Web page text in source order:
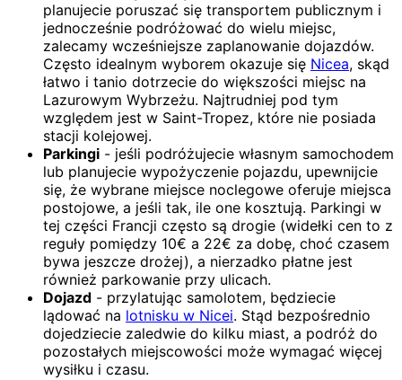
planujecie poruszać się transportem publicznym i
jednocześnie podróżować do wielu miejsc,
zalecamy wcześniejsze zaplanowanie dojazdów.
Często idealnym wyborem okazuje się Nicea, skąd
łatwo i tanio dotrzecie do większości miejsc na
Lazurowym Wybrzeżu. Najtrudniej pod tym
względem jest w Saint-Tropez, które nie posiada
stacji kolejowej.
Parkingi - jeśli podróżujecie własnym samochodem
lub planujecie wypożyczenie pojazdu, upewnijcie
się, że wybrane miejsce noclegowe oferuje miejsca
postojowe, a jeśli tak, ile one kosztują. Parkingi w
tej części Francji często są drogie (widełki cen to z
reguły pomiędzy 10€ a 22€ za dobę, choć czasem
bywa jeszcze drożej), a nierzadko płatne jest
również parkowanie przy ulicach.
Dojazd - przylatując samolotem, będziecie
lądować na lotnisku w Nicei. Stąd bezpośrednio
dojedziecie zaledwie do kilku miast, a podróż do
pozostałych miejscowości może wymagać więcej
wysiłku i czasu.